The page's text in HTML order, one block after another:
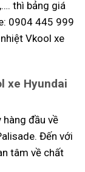
thì bảng giá
0904 445 999
Vkool xe
xe Hyundai
đầu về
Đến với
tâm về chất